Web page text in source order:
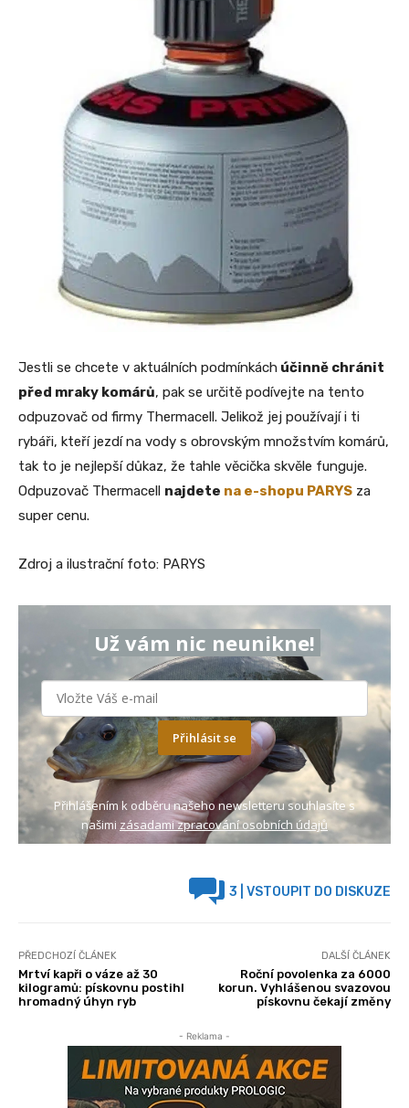
Jestli se chcete v aktuálních podmínkách účinně chránit
před mraky komárů, pak se určitě podívejte na tento
odpuzovač od firmy Thermacell. Jelikož jej používají i ti
rybáři, kteří jezdí na vody s obrovským množstvím komárů,
tak to je nejlepší důkaz, že tahle věcička skvěle funguje.
Odpuzovač Thermacell najdete na e-shopu PARYS za
super cenu.
Zdroj a ilustrační foto: PARYS
Už vám nic neunikne!
Přihlásit se
Přihlášením k odběru našeho newsletteru souhlasíte s
našimi zásadami zpracování osobních údajů
3 | VSTOUPIT DO DISKUZE
PŘEDCHOZÍ ČLÁNEK
Mrtví kapři o váze až 30
kilogramů: pískovnu postihl
hromadný úhyn ryb
DALŠÍ ČLÁNEK
Roční povolenka za 6000
korun. Vyhlášenou svazovou
pískovnu čekají změny
- Reklama -